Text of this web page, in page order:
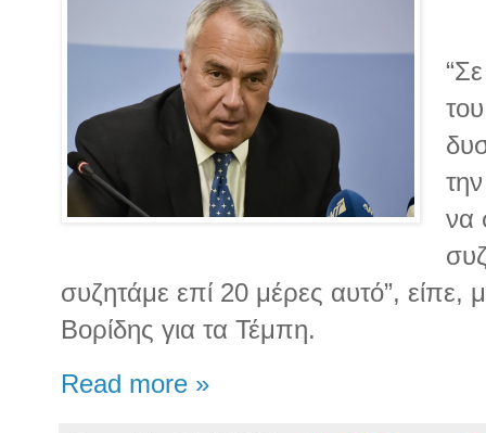
να
συζητάμε επί 20 μέρες αυτό”,
Βορίδης για τα Τέμπη.
Read more »